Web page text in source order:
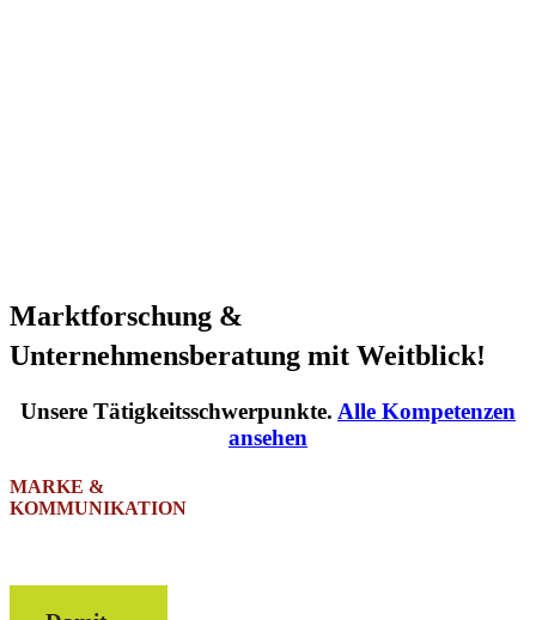
Marktforschung &
Unternehmensberatung mit Weitblick!
Unsere Tätigkeitsschwerpunkte. Alle Kompetenzen
ansehen
MARKE &
KOMMUNIKATION